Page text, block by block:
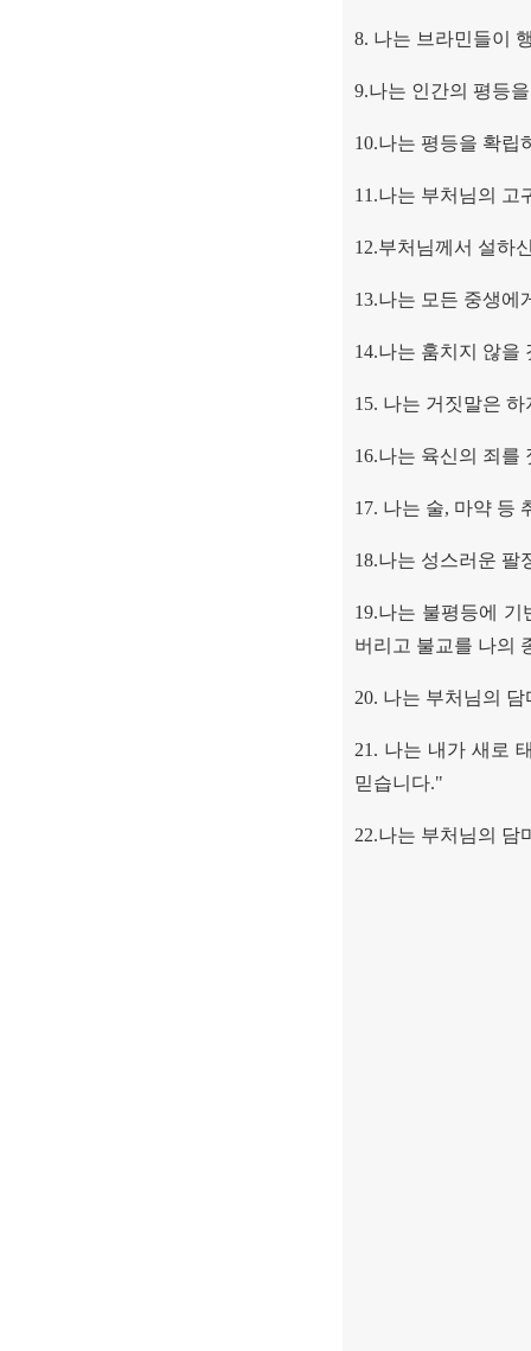
8. 나는 브라민들이
9.나는 인간의 평등
10.나는 평등을 확립
11.나는 부처님의 고
12.부처님께서 설하
13.나는 모든 중생에
14.나는 훔치지 않을
15. 나는 거짓말은
16.나는 육신의 죄를
17. 나는 술, 마약 등
18.나는 성스러운 팔
19.나는 불평등에 기
버리고 불교를 나의
20. 나는 부처님의 담
21. 나는 내가 새로
믿습니다."
22.나는 부처님의 담